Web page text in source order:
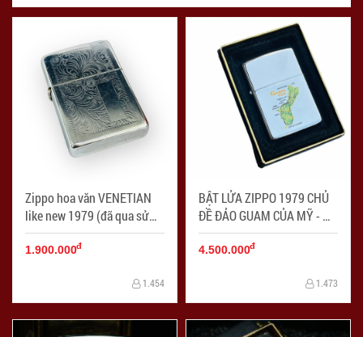
Zippo hoa văn VENETIAN
like new 1979 (đã qua sử
dụng) - Mã SP: ZPC4257-5
1.900.000đ
1.454
BẬT LỬA ZIPPO 1979 CHỦ
ĐỀ ĐẢO GUAM CỦA MỸ - Mã
SP: ZPC4215
4.500.000đ
1.473